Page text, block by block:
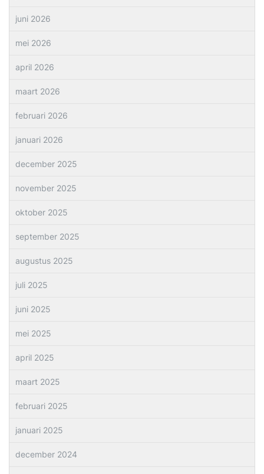
juni 2026
mei 2026
april 2026
maart 2026
februari 2026
januari 2026
december 2025
november 2025
oktober 2025
september 2025
augustus 2025
juli 2025
juni 2025
mei 2025
april 2025
maart 2025
februari 2025
januari 2025
december 2024